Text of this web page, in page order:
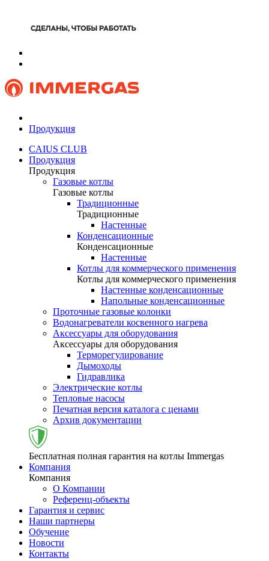
Продукция
CAIUS CLUB
Продукция
Продукция
Газовые котлы
Газовые котлы
Традиционные
Традиционные
Настенные
Конденсационные
Конденсационные
Настенные
Котлы для коммерческого применения
Котлы для коммерческого применения
Настенные конденсационные
Напольные конденсационные
Проточные газовые колонки
Водонагреватели косвенного нагрева
Аксессуары для оборудования
Аксессуары для оборудования
Терморегулирование
Дымоходы
Гидравлика
Электрические котлы
Тепловые насосы
Печатная версия каталога с ценами
Архив документации
Бесплатная полная гарантия на котлы Immergas
Компания
Компания
О Компании
Референц-объекты
Гарантия и сервис
Наши партнеры
Обучение
Новости
Контакты